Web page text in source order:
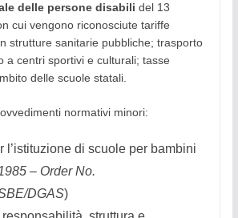
delle persone disabili del 13
cui vengono riconosciute tariffe
strutture sanitarie pubbliche; trasporto
a centri sportivi e culturali; tasse
delle scuole statali.
normativi minori:
l’istituzione di scuole per bambini
– Order No.
DGAS)